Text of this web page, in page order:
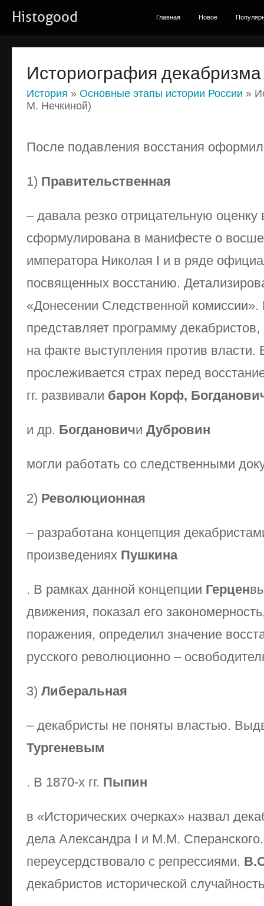
Histogood Главная Новое
Историография
История » Основные этапы истории России »
М. Нечкиной)
После подавления восстания
1) Правительственная
– давала резко отрицательную
сформулирована в манифесте о
императора Николая I и в ряде
посвященных восстанию.
«Донесении Следственной
представляет программу
на факте выступления против власти.
прослеживается страх перед
гг. развивали барон Корф,
и др. Богдановичи Дубровин
могли работать со следственными
2) Революционная
– разработана концепция
произведениях Пушкина
. В рамках данной концепции Герцен
движения, показал его
поражения, определил значение
русского революционно –
3) Либеральная
– декабристы не поняты властью.
Тургеневым
. В 1870-х гг. Пыпин
в «Исторических очерках» назвал
дела Александра I и М.М.
переусердствовало с репрессиями.
декабристов исторической